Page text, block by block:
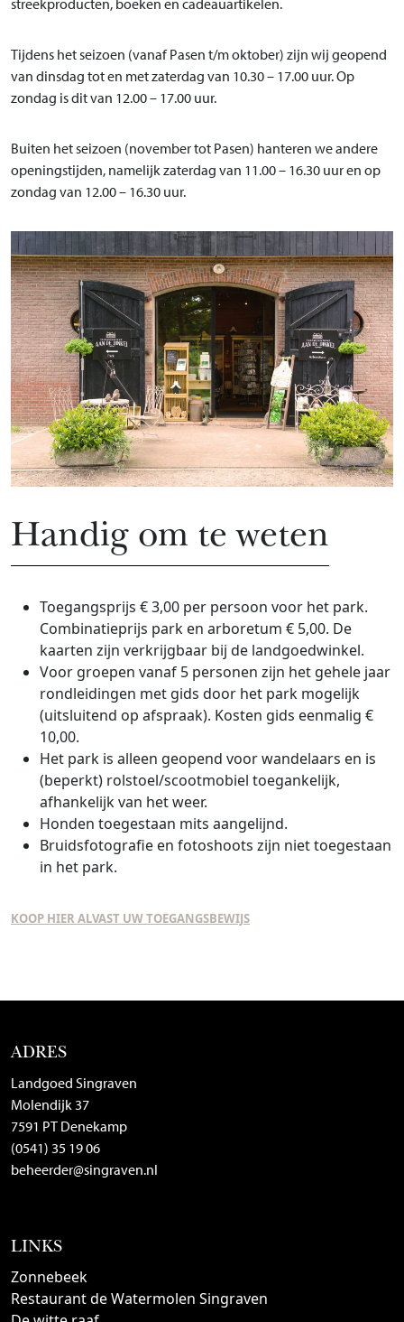
streekproducten, boeken en cadeauartikelen.
Tijdens het seizoen (vanaf Pasen t/m oktober) zijn wij geopend
van dinsdag tot en met zaterdag van 10.30 – 17.00 uur. Op
zondag is dit van 12.00 – 17.00 uur.
Buiten het seizoen (november tot Pasen) hanteren we andere
openingstijden, namelijk zaterdag van 11.00 – 16.30 uur en op
zondag van 12.00 – 16.30 uur.
Handig om te weten
Toegangsprijs € 3,00 per persoon voor het park.
Combinatieprijs park en arboretum € 5,00. De
kaarten zijn verkrijgbaar bij de landgoedwinkel.
Voor groepen vanaf 5 personen zijn het gehele jaar
rondleidingen met gids door het park mogelijk
(uitsluitend op afspraak). Kosten gids eenmalig €
10,00.
Het park is alleen geopend voor wandelaars en is
(beperkt) rolstoel/scootmobiel toegankelijk,
afhankelijk van het weer.
Honden toegestaan mits aangelijnd.
Bruidsfotografie en fotoshoots zijn niet toegestaan
in het park.
KOOP HIER ALVAST UW TOEGANGSBEWIJS
ADRES
Landgoed Singraven
Molendijk 37
7591 PT Denekamp
(0541) 35 19 06
beheerder@singraven.nl
LINKS
Zonnebeek
Restaurant de Watermolen Singraven